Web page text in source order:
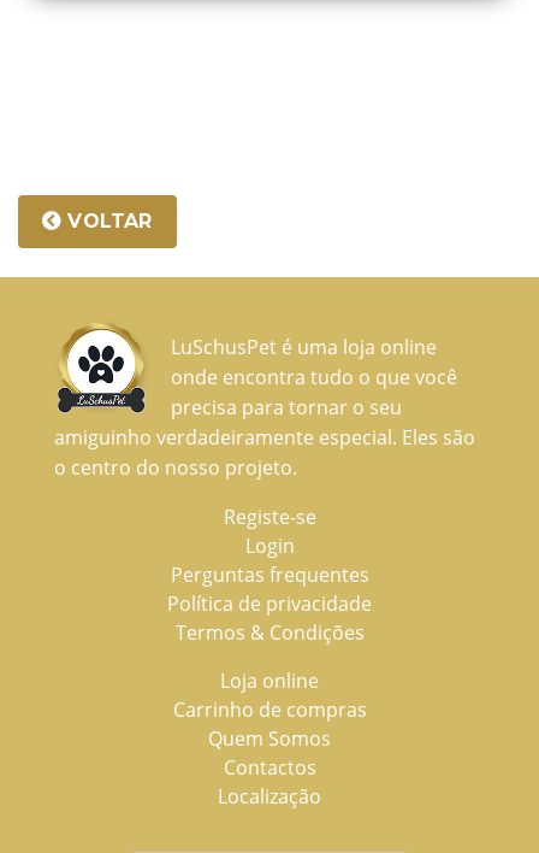
VOLTAR
LuSchusPet é uma loja online
onde encontra tudo o que você
precisa para tornar o seu
amiguinho verdadeiramente especial. Eles são
o centro do nosso projeto.
Registe-se
Login
Perguntas frequentes
Política de privacidade
Termos & Condições
Loja online
Carrinho de compras
Quem Somos
Contactos
Localização